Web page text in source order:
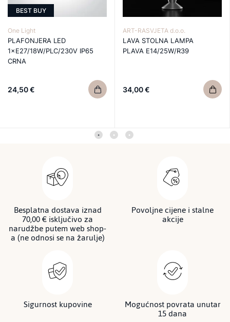
BEST BUY
One Light
PLAFONJERA LED
1×E27/18W/PLC/230V IP65
CRNA
24,50 €
ART-RASVJETA d.o.o.
LAVA STOLNA LAMPA
PLAVA E14/25W/R39
34,00 €
Besplatna dostava iznad
70,00 € isključivo za
narudžbe putem web shop-
a (ne odnosi se na žarulje)
Povoljne cijene i stalne
akcije
Sigurnost kupovine Mogućnost povrata unutar
15 dana